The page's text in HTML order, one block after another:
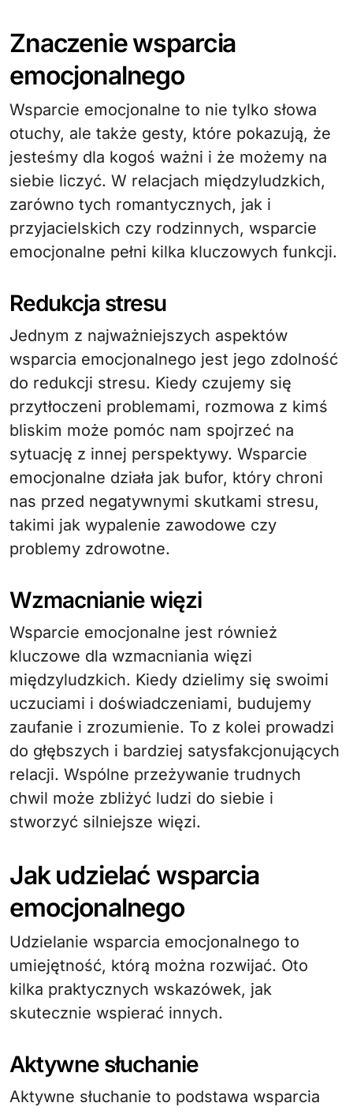
Znaczenie wsparcia
emocjonalnego
Wsparcie emocjonalne to nie tylko słowa
otuchy, ale także gesty, które pokazują, że
jesteśmy dla kogoś ważni i że możemy na
siebie liczyć. W relacjach międzyludzkich,
zarówno tych romantycznych, jak i
przyjacielskich czy rodzinnych, wsparcie
emocjonalne pełni kilka kluczowych funkcji.
Redukcja stresu
Jednym z najważniejszych aspektów
wsparcia emocjonalnego jest jego zdolność
do redukcji stresu. Kiedy czujemy się
przytłoczeni problemami, rozmowa z kimś
bliskim może pomóc nam spojrzeć na
sytuację z innej perspektywy. Wsparcie
emocjonalne działa jak bufor, który chroni
nas przed negatywnymi skutkami stresu,
takimi jak wypalenie zawodowe czy
problemy zdrowotne.
Wzmacnianie więzi
Wsparcie emocjonalne jest również
kluczowe dla wzmacniania więzi
międzyludzkich. Kiedy dzielimy się swoimi
uczuciami i doświadczeniami, budujemy
zaufanie i zrozumienie. To z kolei prowadzi
do głębszych i bardziej satysfakcjonujących
relacji. Wspólne przeżywanie trudnych
chwil może zbliżyć ludzi do siebie i
stworzyć silniejsze więzi.
Jak udzielać wsparcia
emocjonalnego
Udzielanie wsparcia emocjonalnego to
umiejętność, którą można rozwijać. Oto
kilka praktycznych wskazówek, jak
skutecznie wspierać innych.
Aktywne słuchanie
Aktywne słuchanie to podstawa wsparcia